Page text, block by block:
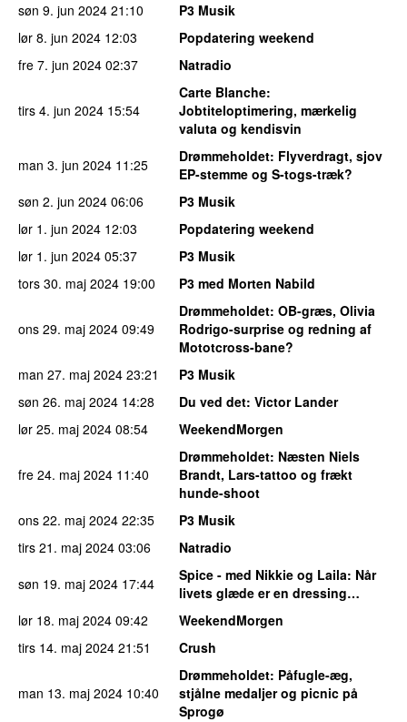
søn 9. jun 2024 21:10
P3 Musik
lør 8. jun 2024 12:03
Popdatering weekend
fre 7. jun 2024 02:37 Natradio
tirs 4. jun 2024 15:54
Carte Blanche:
Jobtiteloptimering, mærkelig
valuta og kendisvin
man 3. jun 2024 11:25 Drømmeholdet: Flyverdragt, sjov
EP-stemme og S-togs-træk?
søn 2. jun 2024 06:06
P3 Musik
lør 1. jun 2024 12:03
Popdatering weekend
lør 1. jun 2024 05:37
P3 Musik
tors 30. maj 2024 19:00 P3 med Morten Nabild
ons 29. maj 2024 09:49
Drømmeholdet: OB-græs, Olivia
Rodrigo-surprise og redning af
Mototcross-bane?
man 27. maj 2024 23:21
P3 Musik
søn 26. maj 2024 14:28 Du ved det: Victor Lander
lør 25. maj 2024 08:54 WeekendMorgen
fre 24. maj 2024 11:40
Drømmeholdet: Næsten Niels
Brandt, Lars-tattoo og frækt
hunde-shoot
ons 22. maj 2024 22:35
P3 Musik
tirs 21. maj 2024 03:06
Natradio
søn 19. maj 2024 17:44 Spice - med Nikkie og Laila: Når
livets glæde er en dressing…
lør 18. maj 2024 09:42
WeekendMorgen
tirs 14. maj 2024 21:51 Crush
man 13. maj 2024 10:40
Drømmeholdet: Påfugle-æg,
stjålne medaljer og picnic på
Sprogø